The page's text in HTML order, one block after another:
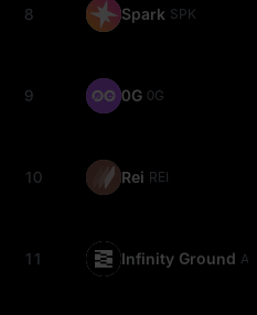
8 Spark SPK
9 0G 0G
10 Rei REI
11 Infinity Ground AIN